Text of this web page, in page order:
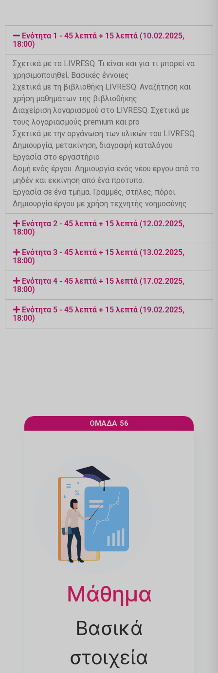
Ενότητα 1 - 45 λεπτά + 15 λεπτά (10.02.2025,
18:00)
Σχετικά με το LIVRESQ. Τι είναι και για τι μπορεί να
χρησιμοποιηθεί. Βασικές έννοιες
Σχετικά με τη βιβλιοθήκη LIVRESQ. Αναζήτηση και
χρήση μαθημάτων της βιβλιοθήκης
Διαχείριση λογαριασμού στο LIVRESQ. Σχετικά με
τους λογαριασμούς premium και pro
Σχετικά με την οργάνωση των υλικών του LIVRESQ.
Δημιουργία, μετακίνηση, διαγραφή καταλόγου
Εργασία στο εργαστήριο
Δομή ενός έργου. Δημιουργία ενός νέου έργου από το
μηδέν και εκκίνηση από ένα πρότυπο.
Εργασία σε ένα τμήμα. Γραμμές, στήλες, πόροι.
Δημιουργία έργου με χρήση τεχνητής νοημοσύνης
Ενότητα 2 - 45 λεπτά + 15 λεπτά (12.02.2025,
18:00)
Ενότητα 3 - 45 λεπτά + 15 λεπτά (13.02.2025,
18:00)
Ενότητα 4 - 45 λεπτά + 15 λεπτά (17.02.2025,
18:00)
Ενότητα 5 - 45 λεπτά + 15 λεπτά (19.02.2025,
18:00)
ΟΜΑΔΑ 56
Μάθημα
Βασικά
στοιχεία